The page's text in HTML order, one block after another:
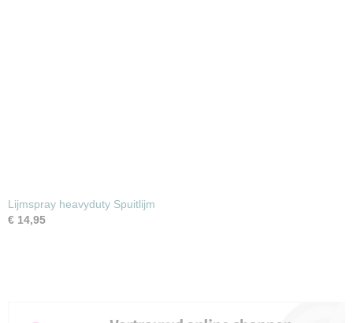
Lijmspray heavyduty Spuitlijm
€ 14,95